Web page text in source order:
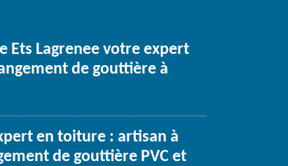
Ets Lagrenee votre expert
de gouttière à
en toiture : artisan à
de gouttière PVC et